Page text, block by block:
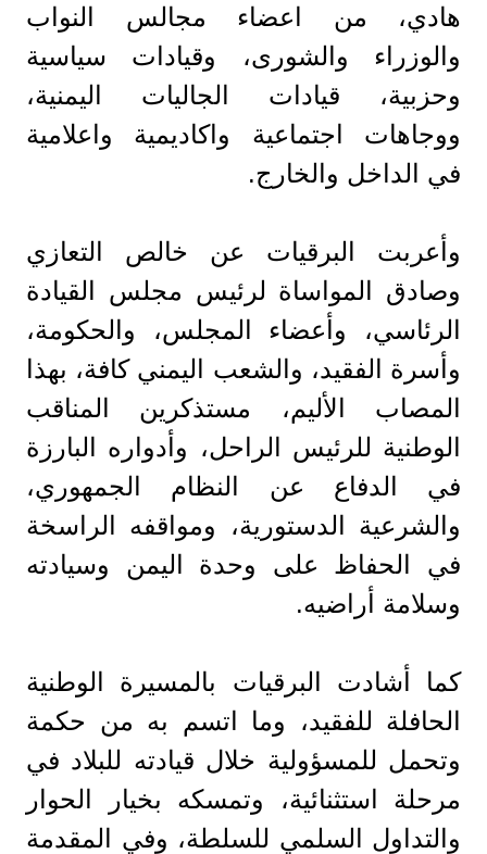
هادي، من اعضاء مجالس النواب
والوزراء والشورى، وقيادات سياسية
وحزبية، قيادات الجاليات اليمنية،
ووجاهات اجتماعية واكاديمية واعلامية
في الداخل والخارج.
وأعربت البرقيات عن خالص التعازي
وصادق المواساة لرئيس مجلس القيادة
الرئاسي، وأعضاء المجلس، والحكومة،
وأسرة الفقيد، والشعب اليمني كافة، بهذا
المصاب الأليم، مستذكرين المناقب
الوطنية للرئيس الراحل، وأدواره البارزة
في الدفاع عن النظام الجمهوري،
والشرعية الدستورية، ومواقفه الراسخة
في الحفاظ على وحدة اليمن وسيادته
وسلامة أراضيه.
كما أشادت البرقيات بالمسيرة الوطنية
الحافلة للفقيد، وما اتسم به من حكمة
وتحمل للمسؤولية خلال قيادته للبلاد في
مرحلة استثنائية، وتمسكه بخيار الحوار
والتداول السلمي للسلطة، وفي المقدمة